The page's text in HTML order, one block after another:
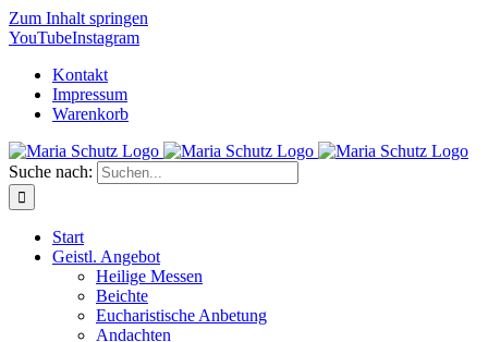
Zum Inhalt springen
YouTubeInstagram
Kontakt
Impressum
Warenkorb
Suche nach:
Start
Geistl. Angebot
Heilige Messen
Beichte
Eucharistische Anbetung
Andachten